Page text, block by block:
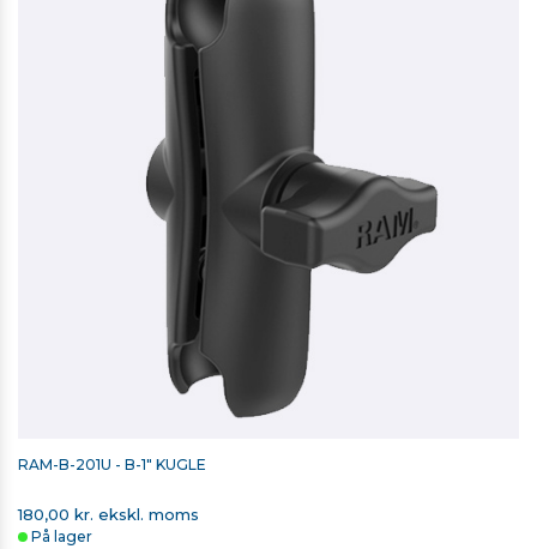
RAM-B-201U - B-1" KUGLE
180,00 kr. ekskl. moms
På lager